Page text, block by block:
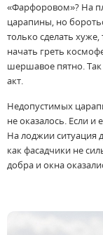
«Фарфоровом»? На
царапины, но
только сделать
начать греть
шершавое пятно.
акт.
Недопустимых
не оказалось. Если
На лоджии ситуация
как фасадчики не
добра и окна